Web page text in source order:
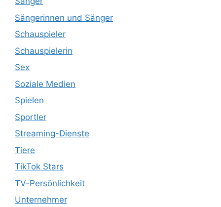
Sängerinnen und Sänger
Schauspieler
Schauspielerin
Sex
Soziale Medien
Spielen
Sportler
Streaming-Dienste
Tiere
TikTok Stars
TV-Persönlichkeit
Unternehmer